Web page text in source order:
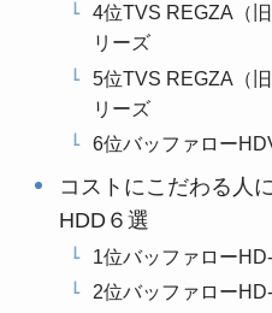
4位TVS REGZA（
リーズ
5位TVS REGZA（
リーズ
6位バッファロー
コストにこだわる人
HDD６選
1位バッファロー
2位バッファロー